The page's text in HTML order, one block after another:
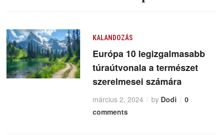
KALANDOZÁS
Európa 10 legizgalmasabb
túraútvonala a természet
szerelmesei számára
március 2, 2024 by Dodi
0
comments